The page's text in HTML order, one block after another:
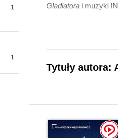
1
1
Gladiatora i muzyki
Tytuły autora: